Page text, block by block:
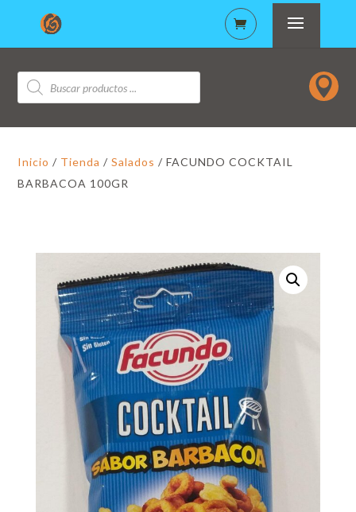
Búsqueda
de
productos

Inicio / Tienda /Salados / FACUNDO COCKTAIL
BARBACOA 100GR